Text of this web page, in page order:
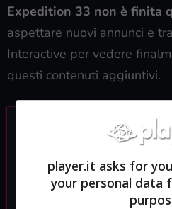
Expedition 33 non è finita
aspettare nuovi annunci e
Interactive per vedere
questi contenuti aggiuntivi.
player.it asks for
your personal data